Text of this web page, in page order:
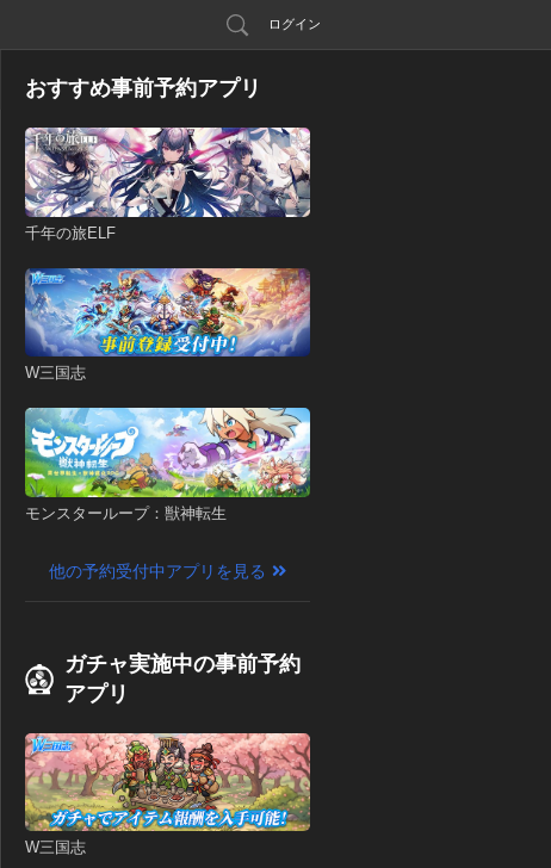
ログイン
おすすめ事前予約アプリ
千年の旅ELF
W三国志
モンスターループ：獣神転生
他の予約受付中アプリを見る
ガチャ実施中の事前予約
アプリ
W三国志